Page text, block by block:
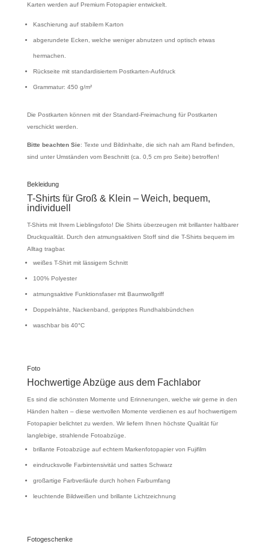
Karten werden auf Premium Fotopapier entwickelt.
Kaschierung auf stabilem Karton
abgerundete Ecken, welche weniger abnutzen und optisch etwas
hermachen.
Rückseite mit standardisiertem Postkarten-Aufdruck
Grammatur: 450 g/m²
Die Postkarten können mit der Standard-Freimachung für Postkarten
verschickt werden.
Bitte beachten Sie: Texte und Bildinhalte, die sich nah am Rand befinden,
sind unter Umständen vom Beschnitt (ca. 0,5 cm pro Seite) betroffen!
Bekleidung
T-Shirts für Groß & Klein – Weich, bequem,
individuell
T-Shirts mit Ihrem Lieblingsfoto! Die Shirts überzeugen mit brillanter haltbarer
Druckqualität. Durch den atmungsaktiven Stoff sind die T-Shirts bequem im
Alltag tragbar.
weißes T-Shirt mit lässigem Schnitt
100% Polyester
atmungsaktive Funktionsfaser mit Baumwollgriff
Doppelnähte, Nackenband, geripptes Rundhalsbündchen
waschbar bis 40°C
Foto
Hochwertige Abzüge aus dem Fachlabor
Es sind die schönsten Momente und Erinnerungen, welche wir gerne in den
Händen halten – diese wertvollen Momente verdienen es auf hochwertigem
Fotopapier belichtet zu werden. Wir liefern Ihnen höchste Qualität für
langlebige, strahlende Fotoabzüge.
brillante Fotoabzüge auf echtem Markenfotopapier von Fujifilm
eindrucksvolle Farbintensivität und sattes Schwarz
großartige Farbverläufe durch hohen Farbumfang
leuchtende Bildweißen und brillante Lichtzeichnung
Fotogeschenke